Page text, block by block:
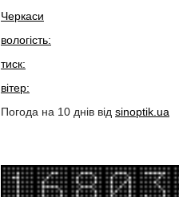
Черкаси
вологість:
тиск:
вітер:
Погода на 10 днів від sinoptik.ua